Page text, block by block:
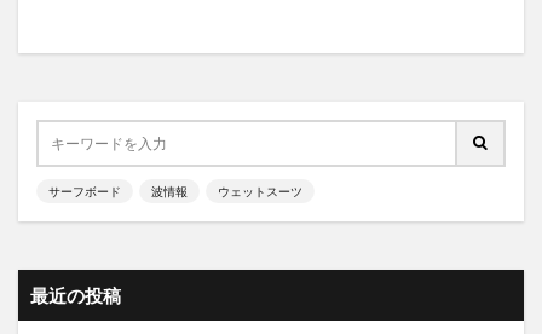
サーフボード 波情報 ウェットスーツ
最近の投稿